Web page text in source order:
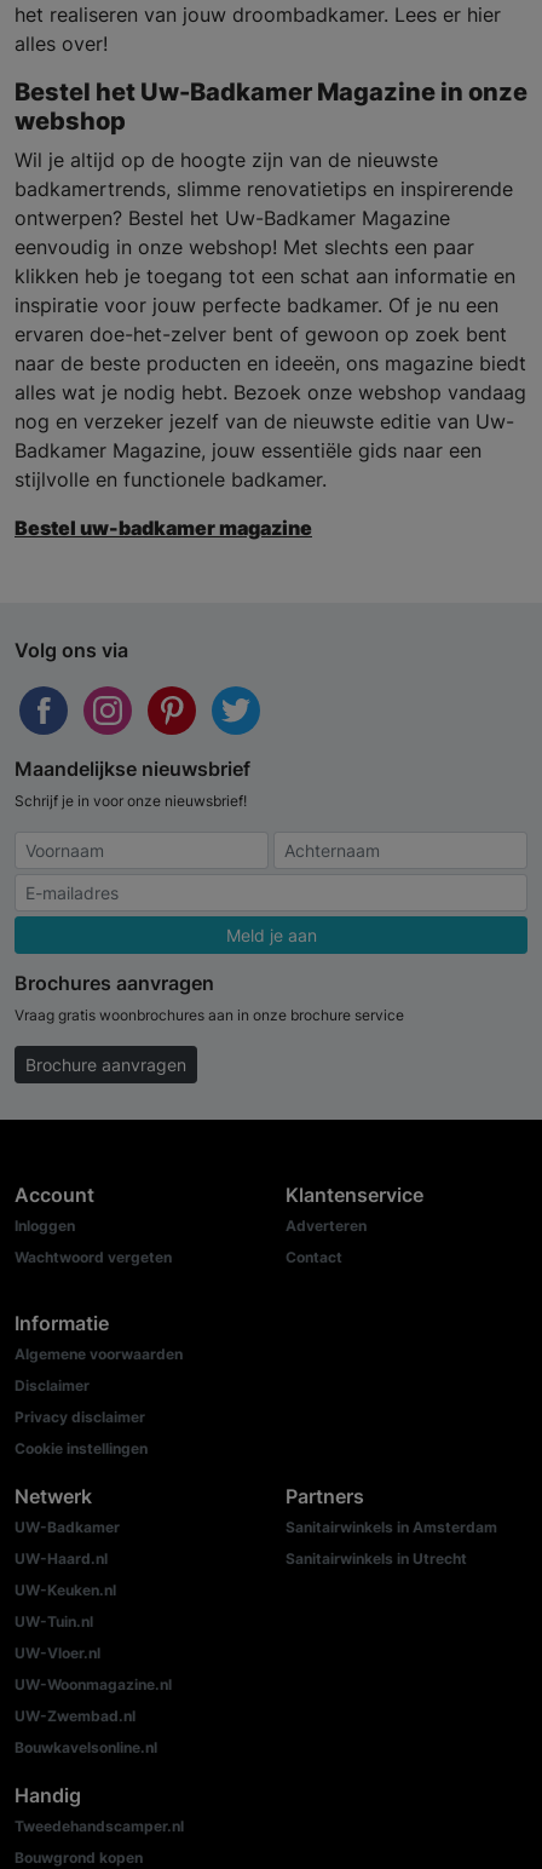
het realiseren van jouw droombadkamer. Lees er hier
alles over!
Bestel het Uw-Badkamer Magazine in onze
webshop
Wil je altijd op de hoogte zijn van de nieuwste
badkamertrends, slimme renovatietips en inspirerende
ontwerpen? Bestel het Uw-Badkamer Magazine
eenvoudig in onze webshop! Met slechts een paar
klikken heb je toegang tot een schat aan informatie en
inspiratie voor jouw perfecte badkamer. Of je nu een
ervaren doe-het-zelver bent of gewoon op zoek bent
naar de beste producten en ideeën, ons magazine biedt
alles wat je nodig hebt. Bezoek onze webshop vandaag
nog en verzeker jezelf van de nieuwste editie van Uw-
Badkamer Magazine, jouw essentiële gids naar een
stijlvolle en functionele badkamer.
Bestel uw-badkamer magazine
Volg ons via
Maandelijkse nieuwsbrief
Schrijf je in voor onze nieuwsbrief!
Meld je aan
Brochures aanvragen
Vraag gratis woonbrochures aan in onze brochure service
Brochure aanvragen
Account
Inloggen
Wachtwoord vergeten
Informatie
Algemene voorwaarden
Disclaimer
Privacy disclaimer
Cookie instellingen
Klantenservice
Adverteren
Contact
Netwerk
UW-Badkamer
UW-Haard.nl
UW-Keuken.nl
UW-Tuin.nl
UW-Vloer.nl
UW-Woonmagazine.nl
UW-Zwembad.nl
Bouwkavelsonline.nl
Partners
Sanitairwinkels in Amsterdam
Sanitairwinkels in Utrecht
Handig
Tweedehandscamper.nl
Bouwgrond kopen